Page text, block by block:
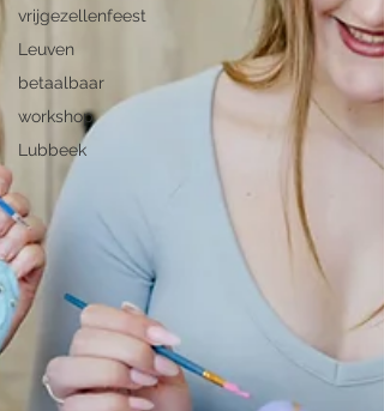
vrijgezellenfeest
Leuven
betaalbaar
workshop
Lubbeek